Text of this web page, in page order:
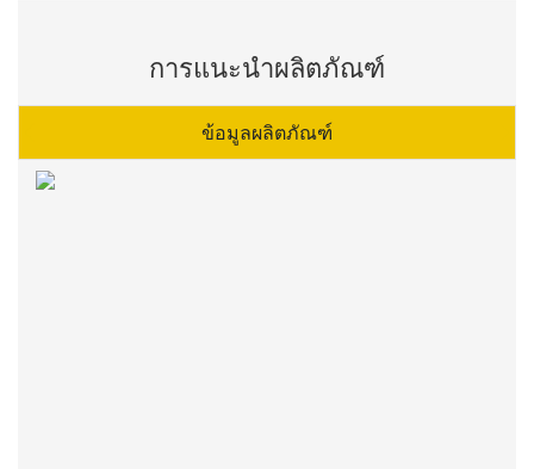
การแนะนำผลิตภัณฑ์
ข้อมูลผลิตภัณฑ์